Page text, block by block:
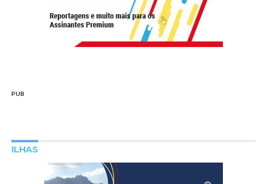
PUB
ILHAS